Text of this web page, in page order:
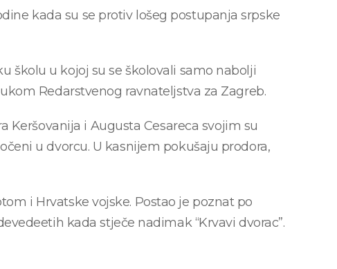
kada su se protiv lošeg postupanja srpske
školu u kojoj su se školovali samo nabolji
Redarstvenog ravnateljstva za Zagreb.
i Augusta Cesareca svojim su
u dvorcu. U kasnijem pokušaju prodora,
i Hrvatske vojske. Postao je poznat po
kada stječe nadimak “Krvavi dvorac”.